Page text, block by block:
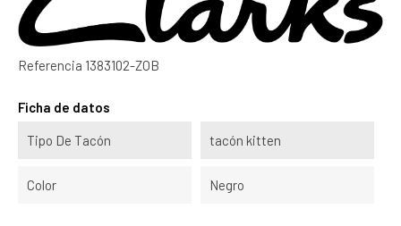
Referencia 1383102-ZOB
Ficha de datos
Tipo De Tacón tacón kitten
Color Negro